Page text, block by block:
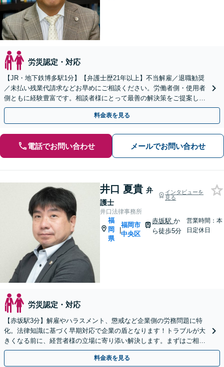
労災認定・対応
【JR・地下鉄博多駅1分】【弁護士歴21年以上】不当解雇／退職勧奨
／未払い残業代請求などお早めにご相談ください。労働者側・使用者
側ともに経験豊富です。相談者様にとって最善の解決策をご提案し、
解決に向けて尽力いたします。
料金表を見る
電話でお問い合わせ メールでお問い合わせ
井口 夏貴 弁
護士
インタビューを
見る
井口法律事務所
福
岡
県
|
福岡市
中央区
赤坂駅 か
ら徒歩5分
営業時間：本
日定休日
労災認定・対応
【赤坂駅3分】解雇やハラスメント、懲戒など企業側の労務問題に特
化。法律知識に基づく早期対応で企業の盾となります！トラブルが大
きくなる前に、経営者様の立場に寄り添い解決します。まずはご相談
ください【夜間・休日相談可】【電話・WEB面談可】
料金表を見る